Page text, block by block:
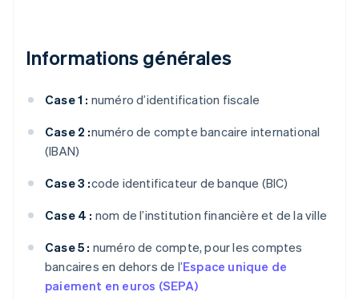
Informations générales
Case 1 : numéro d’identification fiscale
Case 2 :numéro de compte bancaire international
(IBAN)
Case 3 :code identificateur de banque (BIC)
Case 4 : nom de l’institution financière et de la ville
Case 5 : numéro de compte, pour les comptes
bancaires en dehors de l’Espace unique de
paiement en euros (SEPA)